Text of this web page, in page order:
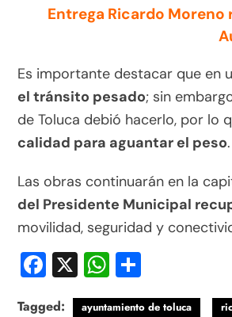
Entrega Ricardo Moreno
Es importante destacar que en
el tránsito pesado; sin
de Toluca debió hacerlo, por lo
calidad para aguantar el peso.
Las obras continuarán en la
del Presidente Municipal
movilidad, seguridad y
Facebook
X WhatsApp
Tagged: ayuntamiento de toluca